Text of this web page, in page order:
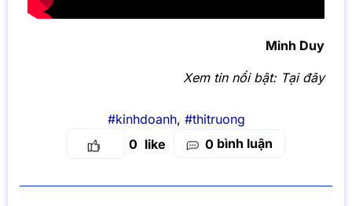
Minh Duy
Xem tin nổi bật: Tại đây
#kinhdoanh, #thitruong
0
0 bình luận